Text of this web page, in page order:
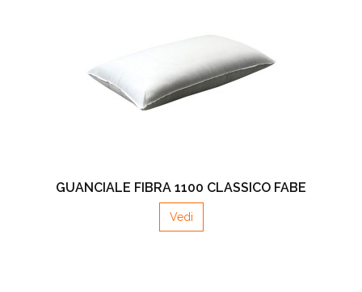
GUANCIALE FIBRA 1100 CLASSICO FABE
Vedi